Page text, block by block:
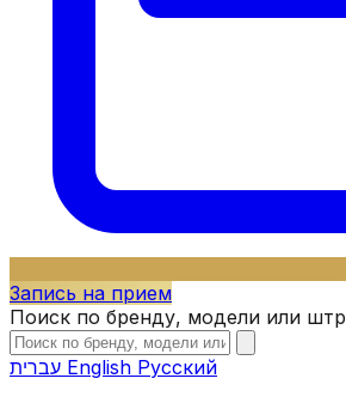
Запись на прием
Поиск по бренду, модели или
English Русский